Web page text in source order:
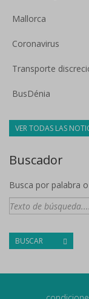
Mallorca
Coronavirus
Transporte
BusDénia
VER TODAS LAS
Buscador
Busca por palabra
BUSCAR